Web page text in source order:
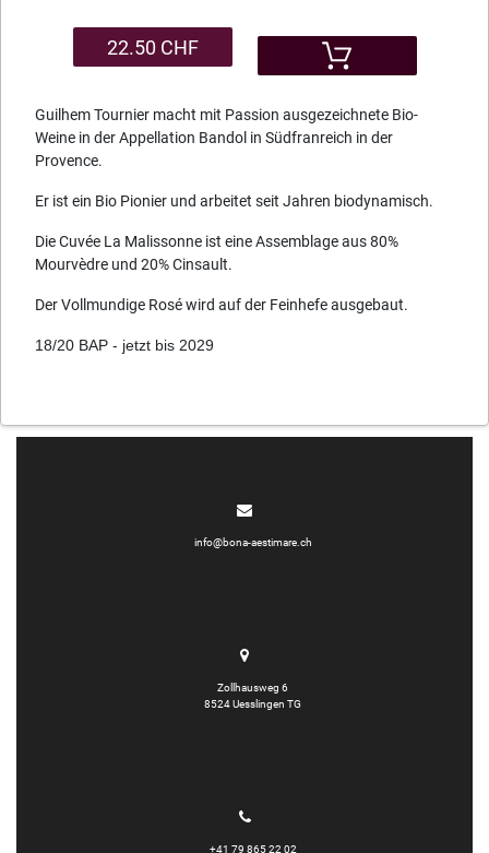
22.50 CHF
Guilhem Tournier macht mit Passion ausgezeichnete Bio-
Weine in der Appellation Bandol in Südfranreich in der
Provence.
Er ist ein Bio Pionier und arbeitet seit Jahren biodynamisch.
Die Cuvée La Malissonne ist eine Assemblage aus 80%
Mourvèdre und 20% Cinsault.
Der Vollmundige Rosé wird auf der Feinhefe ausgebaut.
18/20 BAP - jetzt bis 2029
info@bona-aestimare.ch
Zollhausweg 6
8524 Uesslingen TG
+41 79 865 22 02